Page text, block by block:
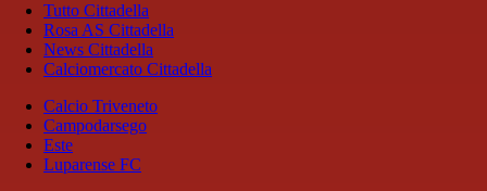
Tutto Cittadella
Rosa AS Cittadella
News Cittadella
Calciomercato Cittadella
Calcio Triveneto
Campodarsego
Este
Luparense FC